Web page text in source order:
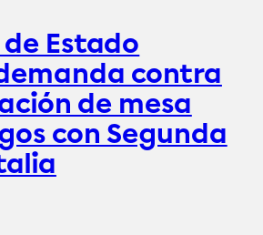
Estado
contra
de mesa
con Segunda